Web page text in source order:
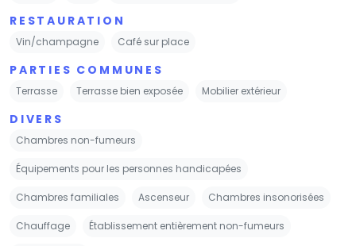
RESTAURATION
Vin/champagne Café sur place
PARTIES COMMUNES
Terrasse Terrasse bien exposée Mobilier extérieur
DIVERS
Chambres non-fumeurs
Équipements pour les personnes handicapées
Chambres familiales Ascenseur Chambres insonorisées
Chauffage Établissement entièrement non-fumeurs